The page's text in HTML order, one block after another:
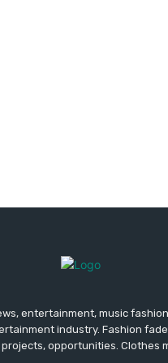
entertainment, music
industry. Fashion
projects, opportunities. Clothes